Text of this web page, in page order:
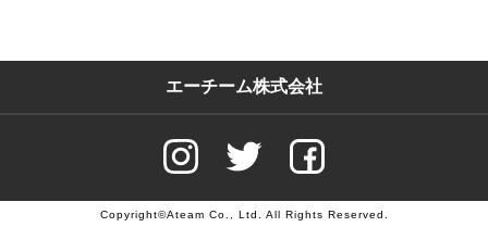
エーチーム株式会社
Copyright©Ateam Co., Ltd. All Rights Reserved.